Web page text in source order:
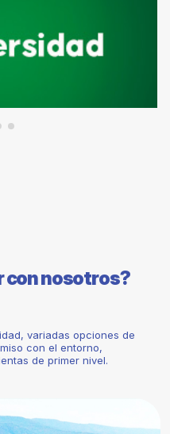
con nosotros?
variadas opciones de
con el entorno,
de primer nivel.